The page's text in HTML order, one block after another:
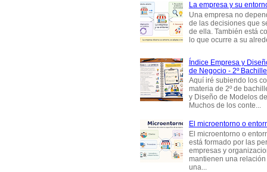
La empresa y su
Una empresa no
de las decisiones que
de ella. También está
lo que ocurre a su
Índice Empresa y
de Negocio - 2º
Aquí iré subiendo los
materia de 2º de
y Diseño de Modelos
Muchos de los conte...
El microentorno o
El microentorno o
está formado por las
empresas y
mantienen una
una...